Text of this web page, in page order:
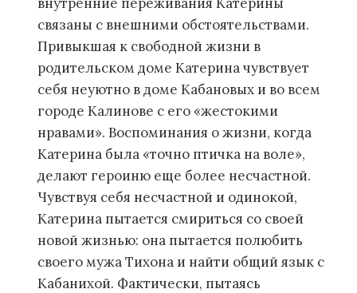
связаны с внешними обстоятельствами.
Привыкшая к свободной жизни в
родительском доме Катерина чувствует
себя неуютно в доме Кабановых и во всем
городе Калинове с его «жестокими
нравами». Воспоминания о жизни, когда
Катерина была «точно птичка на воле»,
делают героиню еще более несчастной.
Чувствуя себя несчастной и одинокой,
Катерина пытается смириться со своей
новой жизнью: она пытается полюбить
своего мужа Тихона и найти общий язык с
Кабанихой. Фактически, пытаясь